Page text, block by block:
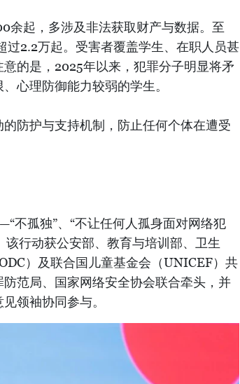
余起，多涉及非法获取财产与数据。至
2.2万起。受害者覆盖学生、在职人员甚
的是，2025年以来，犯罪分子明显将矛
心理防御能力较弱的学生。
防护与支持机制，防止任何个体在遭受
不孤独”、“不让任何人孤身面对网络犯
该行动获公安部、教育与培训部、卫生
）及联合国儿童基金会（UNICEF）共
范局、国家网络安全协会联合牵头，并
领袖协同参与。